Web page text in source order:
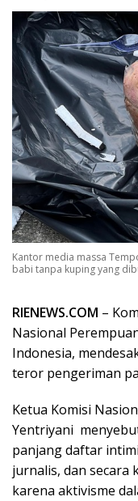
Kantor media massa
babi tanpa kuping yang
RIENEWS.COM –
Nasional
Indonesia,
teror pengeriman
Ketua Komisi
Yentriyani
panjang daftar
jurnalis, dan secara
karena aktivisme